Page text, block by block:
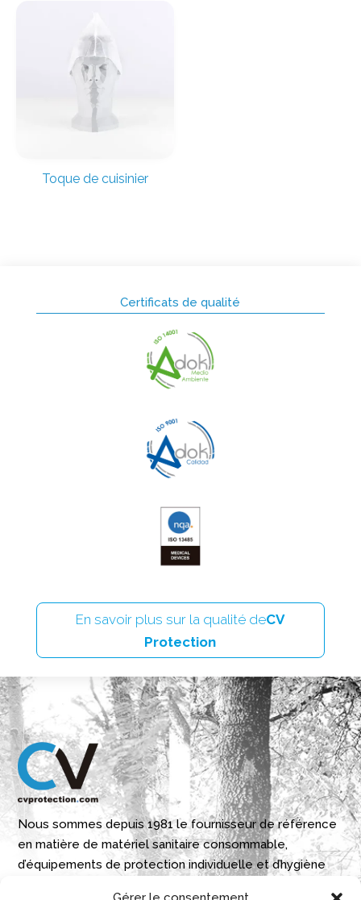
Toque de cuisinier
Certificats de qualité
En savoir plus sur la qualité deCV
Protection
Nous sommes depuis 1981 le fournisseur de référence
en matière de matériel sanitaire consommable,
d’équipements de protection individuelle et d’hygiène